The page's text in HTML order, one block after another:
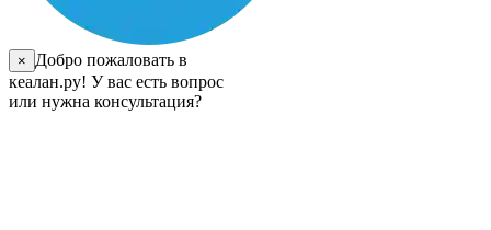
×
Добро пожаловать в
кеалан.ру! У вас есть вопрос
или нужна консультация?